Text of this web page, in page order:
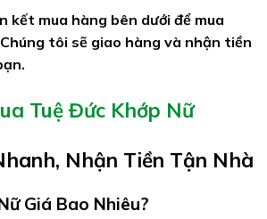
kết mua hàng bên dưới để mua
tôi sẽ giao hàng và nhận tiền
Tuệ Đức Khớp Nữ
Nhận Tiền Tận Nhà
Giá Bao Nhiêu?